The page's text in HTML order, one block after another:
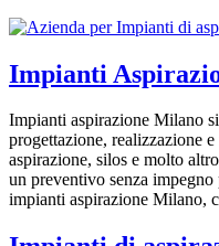
Impianti
Impianti aspirazione Milano
progettazione, realizzazione
aspirazione, silos e molto
un preventivo senza
impianti aspirazione Milano,